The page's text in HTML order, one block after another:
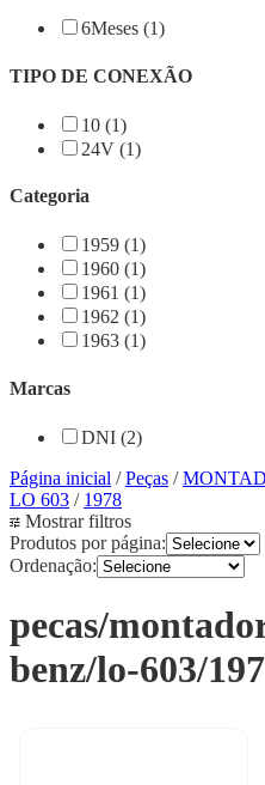
6Meses (1)
TIPO DE CONEXÃO
10 (1)
24V (1)
Categoria
1959 (1)
1960 (1)
1961 (1)
1962 (1)
1963 (1)
Marcas
DNI (2)
Página inicial /Peças /
LO 603 / 1978
Mostrar filtros
Produtos por página:
Ordenação:
pecas/
benz/lo-603/